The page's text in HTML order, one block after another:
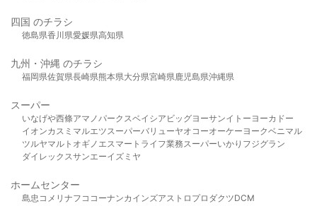
四国 のチラシ
徳島県香川県愛媛県高知県
九州・沖縄 のチラシ
福岡県佐賀県長崎県熊本県大分県宮崎県鹿児島県沖縄県
スーパー
いなげや西條アマノパークスベイシア ビッグヨーサンイトーヨーカドー
イオンカスミ マルエツスーパーバリューヤオコーオーケー ヨークベニマル
ツルヤマルト オギノ エスマート ライフ業務スーパーいかり フジグラン
ダイレックスサンエーイズミヤ
ホームセンター
島忠 コメリ ナフコ コーナンカインズアストロプロダクツDCM